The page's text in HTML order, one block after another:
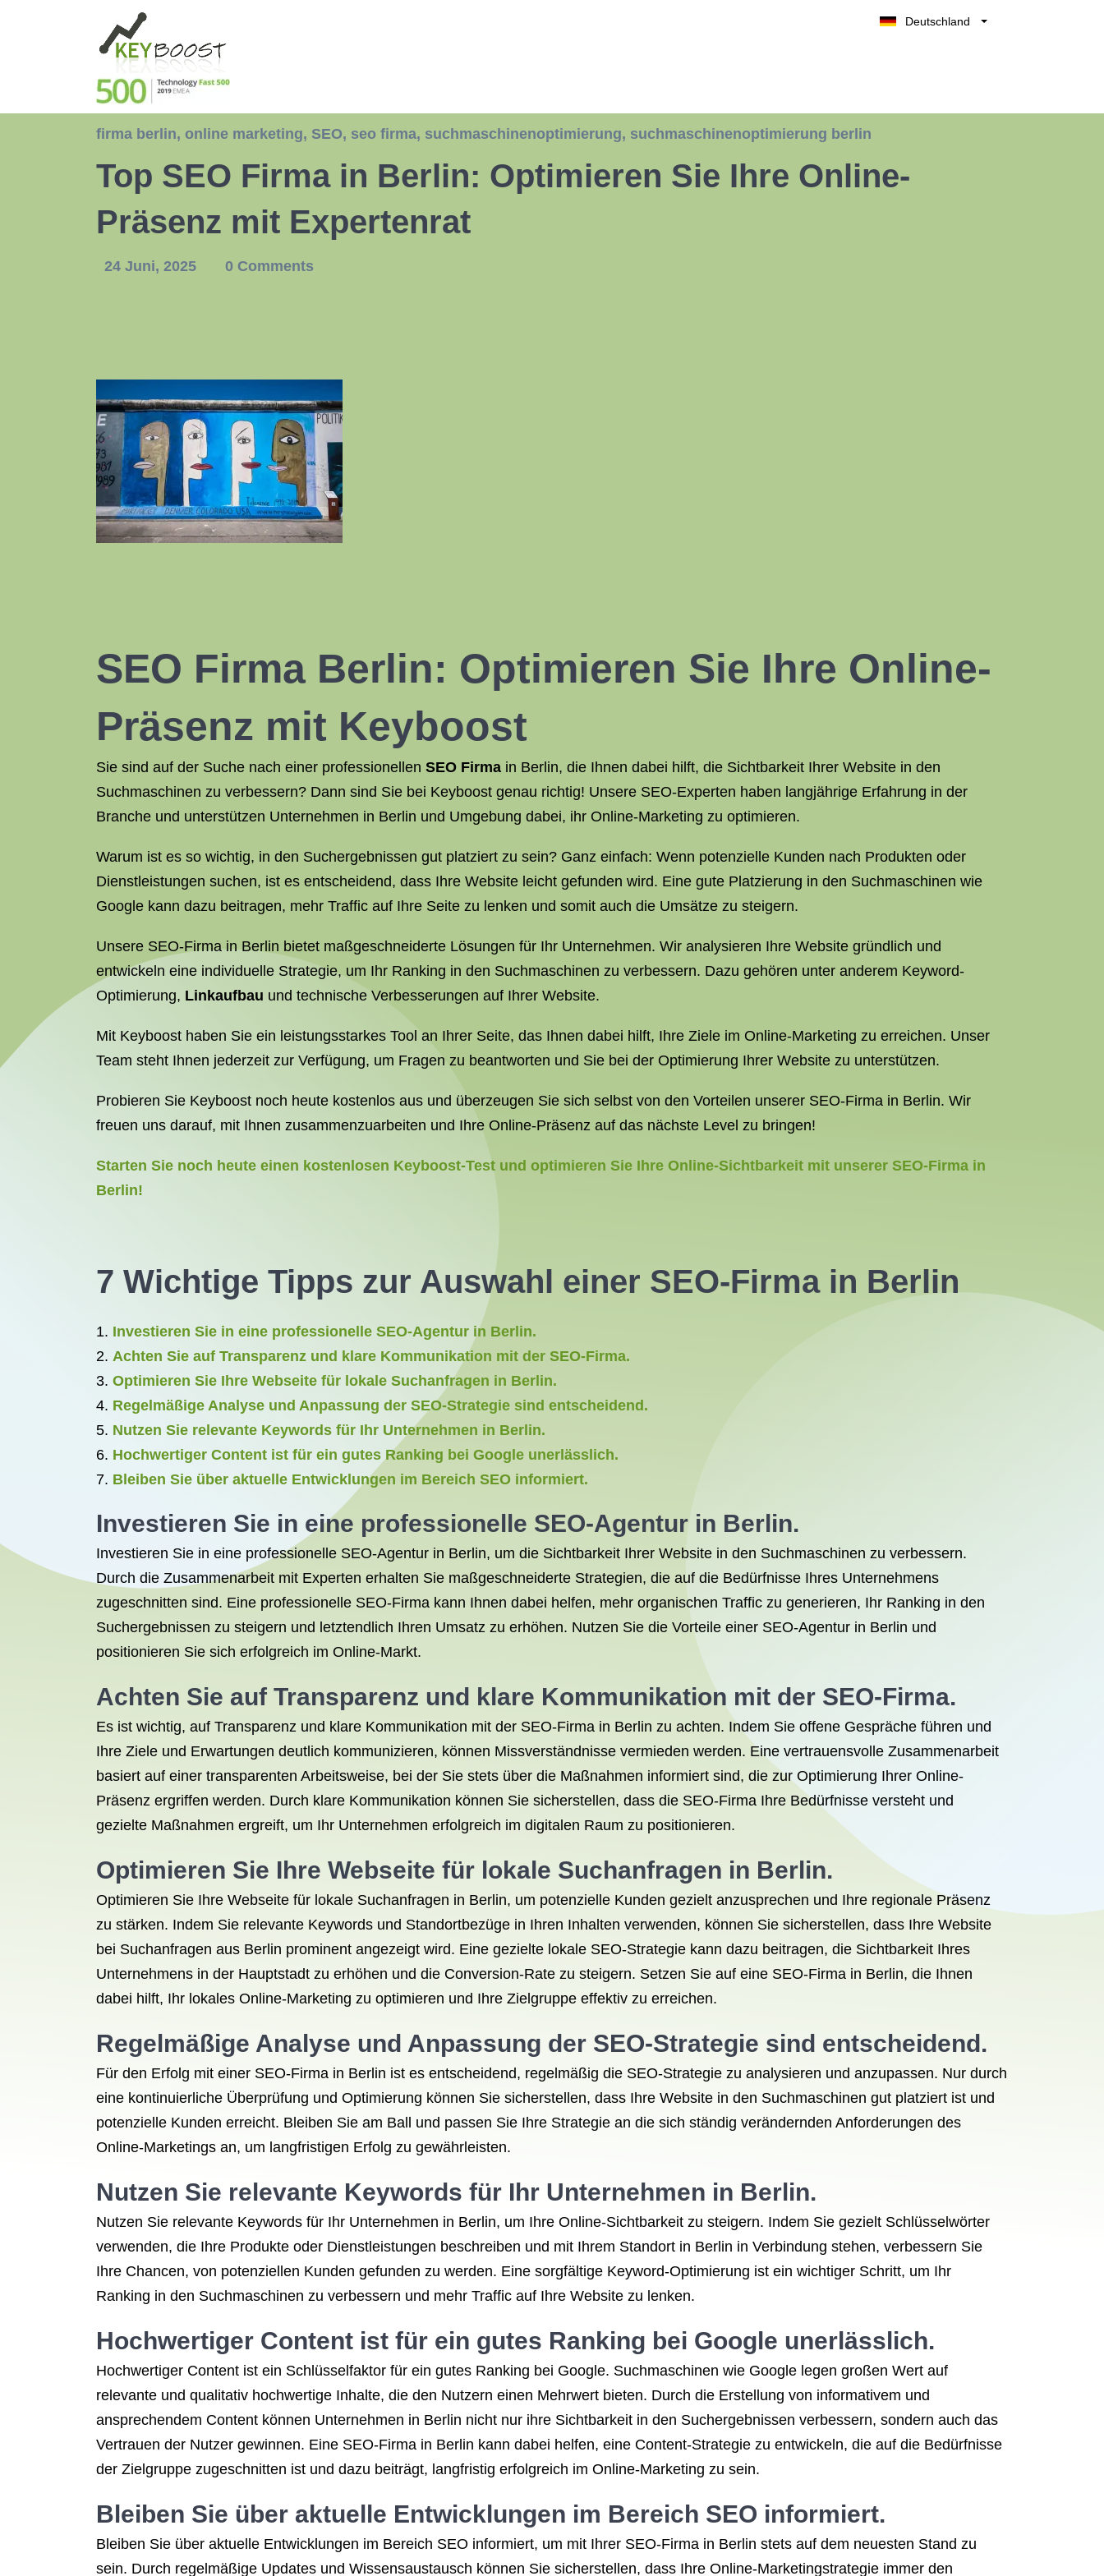
Deutschland
firma berlin, online marketing, SEO, seo firma, suchmaschinenoptimierung, suchmaschinenoptimierung berlin
Top SEO Firma in Berlin: Optimieren Sie Ihre Online-
Präsenz mit Expertenrat
24 Juni, 2025 0 Comments
SEO Firma Berlin: Optimieren Sie Ihre Online-
Präsenz mit Keyboost
Sie sind auf der Suche nach einer professionellen SEO Firma in Berlin, die Ihnen dabei hilft, die Sichtbarkeit Ihrer Website in den
Suchmaschinen zu verbessern? Dann sind Sie bei Keyboost genau richtig! Unsere SEO-Experten haben langjährige Erfahrung in der
Branche und unterstützen Unternehmen in Berlin und Umgebung dabei, ihr Online-Marketing zu optimieren.
Warum ist es so wichtig, in den Suchergebnissen gut platziert zu sein? Ganz einfach: Wenn potenzielle Kunden nach Produkten oder
Dienstleistungen suchen, ist es entscheidend, dass Ihre Website leicht gefunden wird. Eine gute Platzierung in den Suchmaschinen wie
Google kann dazu beitragen, mehr Traffic auf Ihre Seite zu lenken und somit auch die Umsätze zu steigern.
Unsere SEO-Firma in Berlin bietet maßgeschneiderte Lösungen für Ihr Unternehmen. Wir analysieren Ihre Website gründlich und
entwickeln eine individuelle Strategie, um Ihr Ranking in den Suchmaschinen zu verbessern. Dazu gehören unter anderem Keyword-
Optimierung, Linkaufbau und technische Verbesserungen auf Ihrer Website.
Mit Keyboost haben Sie ein leistungsstarkes Tool an Ihrer Seite, das Ihnen dabei hilft, Ihre Ziele im Online-Marketing zu erreichen. Unser
Team steht Ihnen jederzeit zur Verfügung, um Fragen zu beantworten und Sie bei der Optimierung Ihrer Website zu unterstützen.
Probieren Sie Keyboost noch heute kostenlos aus und überzeugen Sie sich selbst von den Vorteilen unserer SEO-Firma in Berlin. Wir
freuen uns darauf, mit Ihnen zusammenzuarbeiten und Ihre Online-Präsenz auf das nächste Level zu bringen!
Starten Sie noch heute einen kostenlosen Keyboost-Test und optimieren Sie Ihre Online-Sichtbarkeit mit unserer SEO-Firma in
Berlin!
7 Wichtige Tipps zur Auswahl einer SEO-Firma in Berlin
Investieren Sie in eine professionelle SEO-Agentur in Berlin.
Achten Sie auf Transparenz und klare Kommunikation mit der SEO-Firma.
Optimieren Sie Ihre Webseite für lokale Suchanfragen in Berlin.
Regelmäßige Analyse und Anpassung der SEO-Strategie sind entscheidend.
Nutzen Sie relevante Keywords für Ihr Unternehmen in Berlin.
Hochwertiger Content ist für ein gutes Ranking bei Google unerlässlich.
Bleiben Sie über aktuelle Entwicklungen im Bereich SEO informiert.
Investieren Sie in eine professionelle SEO-Agentur in Berlin.
Investieren Sie in eine professionelle SEO-Agentur in Berlin, um die Sichtbarkeit Ihrer Website in den Suchmaschinen zu verbessern.
Durch die Zusammenarbeit mit Experten erhalten Sie maßgeschneiderte Strategien, die auf die Bedürfnisse Ihres Unternehmens
zugeschnitten sind. Eine professionelle SEO-Firma kann Ihnen dabei helfen, mehr organischen Traffic zu generieren, Ihr Ranking in den
Suchergebnissen zu steigern und letztendlich Ihren Umsatz zu erhöhen. Nutzen Sie die Vorteile einer SEO-Agentur in Berlin und
positionieren Sie sich erfolgreich im Online-Markt.
Achten Sie auf Transparenz und klare Kommunikation mit der SEO-Firma.
Es ist wichtig, auf Transparenz und klare Kommunikation mit der SEO-Firma in Berlin zu achten. Indem Sie offene Gespräche führen und
Ihre Ziele und Erwartungen deutlich kommunizieren, können Missverständnisse vermieden werden. Eine vertrauensvolle Zusammenarbeit
basiert auf einer transparenten Arbeitsweise, bei der Sie stets über die Maßnahmen informiert sind, die zur Optimierung Ihrer Online-
Präsenz ergriffen werden. Durch klare Kommunikation können Sie sicherstellen, dass die SEO-Firma Ihre Bedürfnisse versteht und
gezielte Maßnahmen ergreift, um Ihr Unternehmen erfolgreich im digitalen Raum zu positionieren.
Optimieren Sie Ihre Webseite für lokale Suchanfragen in Berlin.
Optimieren Sie Ihre Webseite für lokale Suchanfragen in Berlin, um potenzielle Kunden gezielt anzusprechen und Ihre regionale Präsenz
zu stärken. Indem Sie relevante Keywords und Standortbezüge in Ihren Inhalten verwenden, können Sie sicherstellen, dass Ihre Website
bei Suchanfragen aus Berlin prominent angezeigt wird. Eine gezielte lokale SEO-Strategie kann dazu beitragen, die Sichtbarkeit Ihres
Unternehmens in der Hauptstadt zu erhöhen und die Conversion-Rate zu steigern. Setzen Sie auf eine SEO-Firma in Berlin, die Ihnen
dabei hilft, Ihr lokales Online-Marketing zu optimieren und Ihre Zielgruppe effektiv zu erreichen.
Regelmäßige Analyse und Anpassung der SEO-Strategie sind entscheidend.
Für den Erfolg mit einer SEO-Firma in Berlin ist es entscheidend, regelmäßig die SEO-Strategie zu analysieren und anzupassen. Nur durch
eine kontinuierliche Überprüfung und Optimierung können Sie sicherstellen, dass Ihre Website in den Suchmaschinen gut platziert ist und
potenzielle Kunden erreicht. Bleiben Sie am Ball und passen Sie Ihre Strategie an die sich ständig verändernden Anforderungen des
Online-Marketings an, um langfristigen Erfolg zu gewährleisten.
Nutzen Sie relevante Keywords für Ihr Unternehmen in Berlin.
Nutzen Sie relevante Keywords für Ihr Unternehmen in Berlin, um Ihre Online-Sichtbarkeit zu steigern. Indem Sie gezielt Schlüsselwörter
verwenden, die Ihre Produkte oder Dienstleistungen beschreiben und mit Ihrem Standort in Berlin in Verbindung stehen, verbessern Sie
Ihre Chancen, von potenziellen Kunden gefunden zu werden. Eine sorgfältige Keyword-Optimierung ist ein wichtiger Schritt, um Ihr
Ranking in den Suchmaschinen zu verbessern und mehr Traffic auf Ihre Website zu lenken.
Hochwertiger Content ist für ein gutes Ranking bei Google unerlässlich.
Hochwertiger Content ist ein Schlüsselfaktor für ein gutes Ranking bei Google. Suchmaschinen wie Google legen großen Wert auf
relevante und qualitativ hochwertige Inhalte, die den Nutzern einen Mehrwert bieten. Durch die Erstellung von informativem und
ansprechendem Content können Unternehmen in Berlin nicht nur ihre Sichtbarkeit in den Suchergebnissen verbessern, sondern auch das
Vertrauen der Nutzer gewinnen. Eine SEO-Firma in Berlin kann dabei helfen, eine Content-Strategie zu entwickeln, die auf die Bedürfnisse
der Zielgruppe zugeschnitten ist und dazu beiträgt, langfristig erfolgreich im Online-Marketing zu sein.
Bleiben Sie über aktuelle Entwicklungen im Bereich SEO informiert.
Bleiben Sie über aktuelle Entwicklungen im Bereich SEO informiert, um mit Ihrer SEO-Firma in Berlin stets auf dem neuesten Stand zu
sein. Durch regelmäßige Updates und Wissensaustausch können Sie sicherstellen, dass Ihre Online-Marketingstrategie immer den